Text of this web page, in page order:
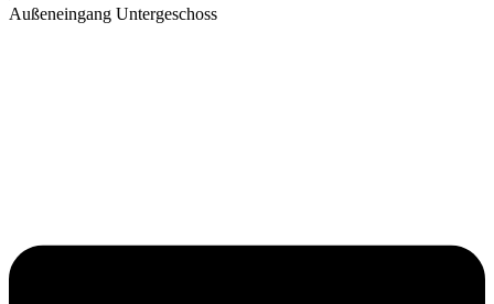
Außeneingang Untergeschoss